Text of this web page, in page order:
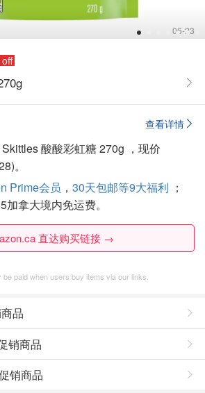
1 2 3 4 5 6 7
06-23
查看详情
酸酸彩虹糖 270g ，现价
。
Prime会员 ， 30天包邮等9大福利 ；
拿大境内免运费。
直达购买链接 →
be paid when users buy items via our links.
品
销商品
销商品